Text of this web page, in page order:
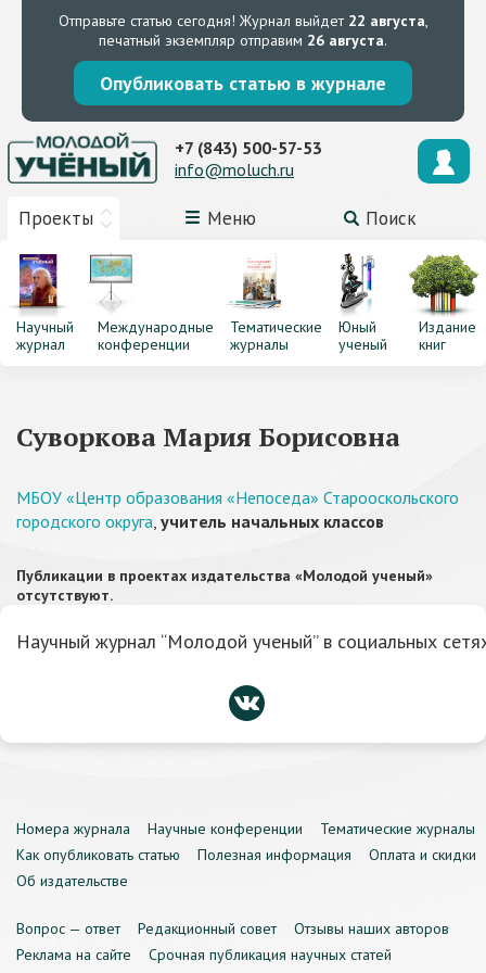
Отправьте статью сегодня! Журнал выйдет 22 августа,
печатный экземпляр отправим 26 августа.
Опубликовать статью в журнале
Проекты Меню Поиск
+7 (843) 500-57-53
info@moluch.ru
Научный
журнал
Международные
конференции
Тематические
журналы
Юный
ученый
Издание
книг
Суворкова Мария Борисовна
МБОУ «Центр образования «Непоседа» Старооскольского
городского округа, учитель начальных классов
Публикации в проектах издательства «Молодой ученый»
отсутствуют.
Научный журнал “Молодой ученый” в социальных
Номера журнала Научные конференции
Тематические журналы
Как опубликовать статью
Полезная информация
Оплата и скидки
Об издательстве
Вопрос — ответ Редакционный совет
Отзывы наших авторов
Реклама на сайте
Срочная публикация научных статей